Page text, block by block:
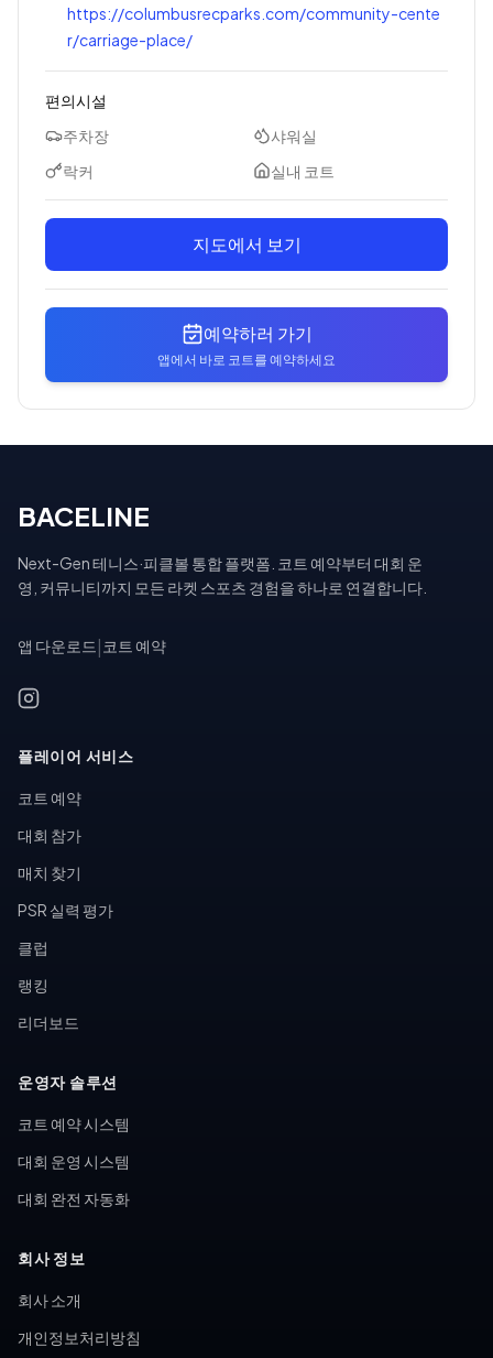
https://columbusrecparks.com/community-cente
r/carriage-place/
편의시설
주차장
샤워실
락커
실내 코트
지도에서 보기
예약하러 가기
앱에서 바로 코트를 예약하세요
BACELINE
Next-Gen 테니스·피클볼 통합 플랫폼. 코트 예약부터 대회 운
영, 커뮤니티까지 모든 라켓 스포츠 경험을 하나로 연결합니다.
앱 다운로드 코트 예약
플레이어 서비스
코트 예약
대회 참가
매치 찾기
PSR 실력 평가
클럽
랭킹
리더보드
운영자 솔루션
코트 예약 시스템
대회 운영 시스템
대회 완전 자동화
회사 정보
회사 소개
개인정보처리방침